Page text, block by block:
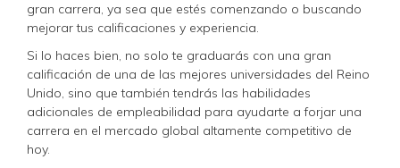
gran carrera, ya sea que estés comenzando o buscando
mejorar tus calificaciones y experiencia.
Si lo haces bien, no solo te graduarás con una gran
calificación de una de las mejores universidades del Reino
Unido, sino que también tendrás las habilidades
adicionales de empleabilidad para ayudarte a forjar una
carrera en el mercado global altamente competitivo de
hoy.